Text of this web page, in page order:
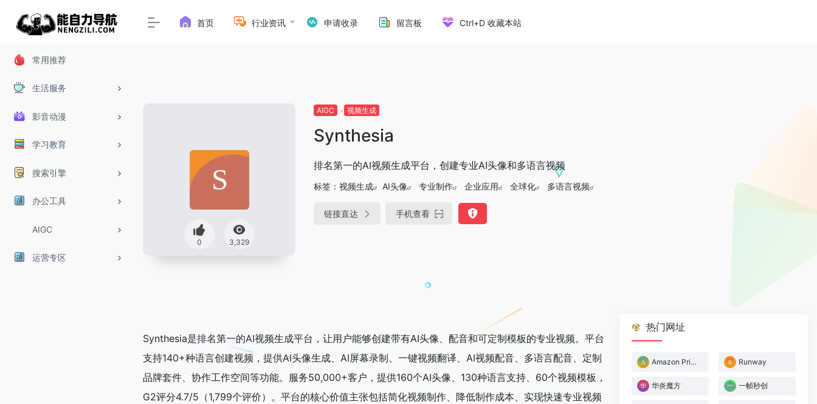
常用推荐
生活服务
影音动漫
学习教育
搜索引擎
办公工具
AIGC
运营专区
首页 行业资讯 申请收录 留言板 Ctrl+D 收藏本站
0 3,329
AIGC 视频生成
Synthesia
排名第一的AI视频生成平台，创建专业AI头像和多语言视频
标签： 视频生成 AI头像 专业制作 企业应用 全球化 多语言视频
链接直达 手机查看
Synthesia是排名第一的AI视频生成平台，让用户能够创建带有AI头像、配音和可定制模板的专业视频。平台
支持140+种语言创建视频，提供AI头像生成、AI屏幕录制、一键视频翻译、AI视频配音、多语言配音、定制
品牌套件、协作工作空间等功能。服务50,000+客户，提供160个AI头像、130种语言支持、60个视频模板，
G2评分4.7/5（1,799个评价）。平台的核心价值主张包括简化视频制作、降低制作成本、实现快速专业视频
热门网址
Amazon Prime Video Runway
华炎魔方 一帧秒创